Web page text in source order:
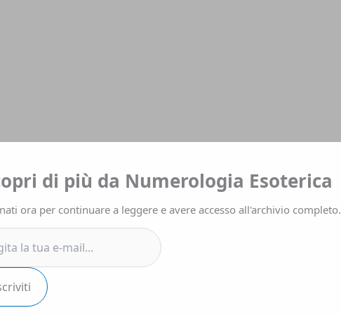
di più da Numerologia Esoterica
ora per continuare a leggere e avere accesso all'archivio completo.